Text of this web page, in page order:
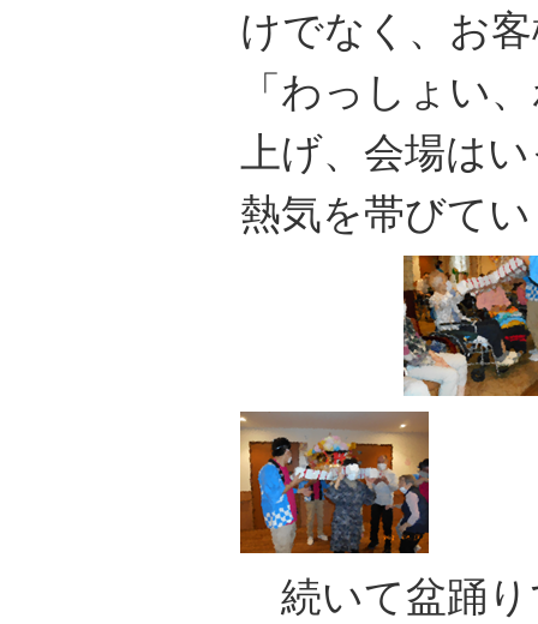
けでなく、お
「わっしょい
上げ、会場は
熱気を帯びて
続いて盆踊り